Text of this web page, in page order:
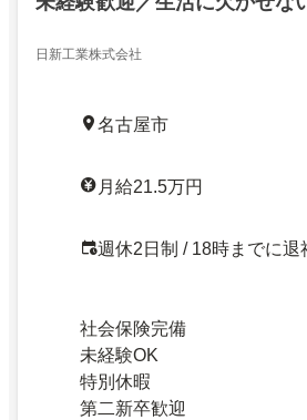
日新工業株式会社
名古屋市
月給21.5万円
週休2日制 / 18時までに退
社会保険完備
未経験OK
特別休暇
第二新卒歓迎